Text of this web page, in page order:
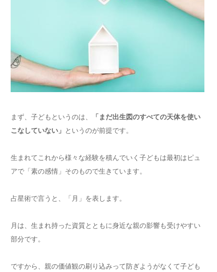
まず、子どもというのは、
「まだ出生図のすべての天体を使い
こなしていない」 というのが前提です。
生まれてこれから様々な経験を積んでいく子どもは最初はピュ
アで「素の感情」そのもので生きています。
占星術で言うと、「月」を表します。
月は、生まれ持った資質とともに身近な親の影響も受けやすい
部分です。
ですから、親の価値観の刷り込みって防ぎようがなくて子ども